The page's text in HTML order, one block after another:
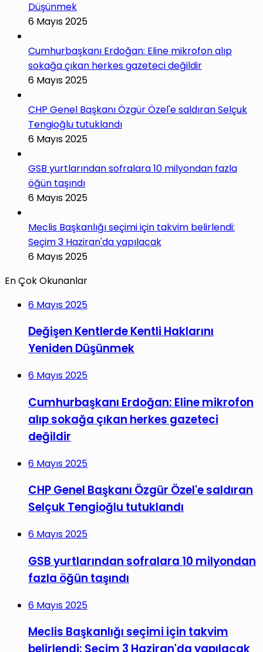
Düşünmek
6 Mayıs 2025
Cumhurbaşkanı Erdoğan: Eline mikrofon alıp
sokağa çıkan herkes gazeteci değildir
6 Mayıs 2025
CHP Genel Başkanı Özgür Özel'e saldıran Selçuk
Tengioğlu tutuklandı
6 Mayıs 2025
GSB yurtlarından sofralara 10 milyondan fazla
öğün taşındı
6 Mayıs 2025
Meclis Başkanlığı seçimi için takvim belirlendi:
Seçim 3 Haziran'da yapılacak
6 Mayıs 2025
En Çok Okunanlar
6 Mayıs 2025
Değişen Kentlerde Kentli Haklarını
Yeniden Düşünmek
6 Mayıs 2025
Cumhurbaşkanı Erdoğan: Eline mikrofon
alıp sokağa çıkan herkes gazeteci
değildir
6 Mayıs 2025
CHP Genel Başkanı Özgür Özel'e saldıran
Selçuk Tengioğlu tutuklandı
6 Mayıs 2025
GSB yurtlarından sofralara 10 milyondan
fazla öğün taşındı
6 Mayıs 2025
Meclis Başkanlığı seçimi için takvim